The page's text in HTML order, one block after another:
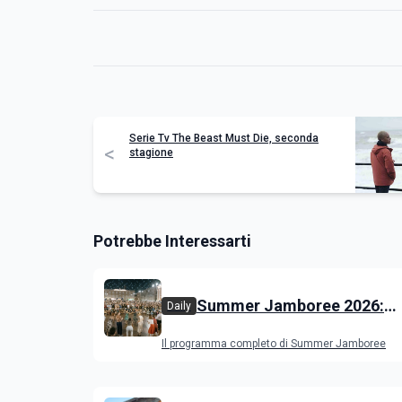
<
Serie Tv The Beast Must Die, seconda
stagione
Potrebbe Interessarti
Daily Summer Jamboree 2026:
appuntamenti a Senigallia
Il programma completo di Summer Jamboree